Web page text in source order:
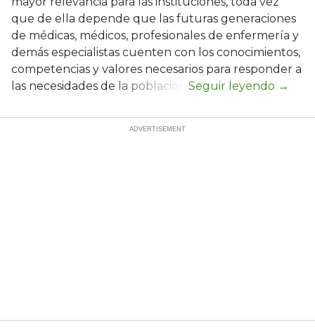
que de ella depende que las futuras generaciones
de médicas, médicos, profesionales de enfermería y
demás especialistas cuenten con los conocimientos,
competencias y valores necesarios para responder a
las necesidades de la población.